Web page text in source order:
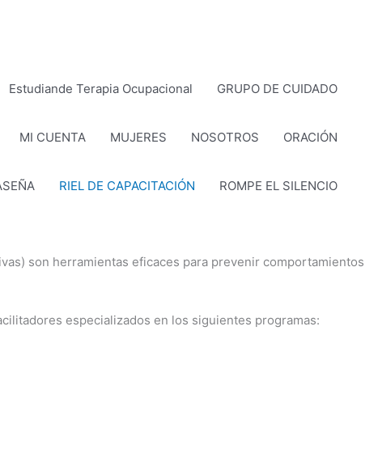
Estudiande Terapia Ocupacional GRUPO DE CUIDADO
MI CUENTA MUJERES NOSOTROS ORACIÓN
RIEL DE CAPACITACIÓN ROMPE EL SILENCIO
son herramientas eficaces para prevenir comportamientos
especializados en los siguientes programas: